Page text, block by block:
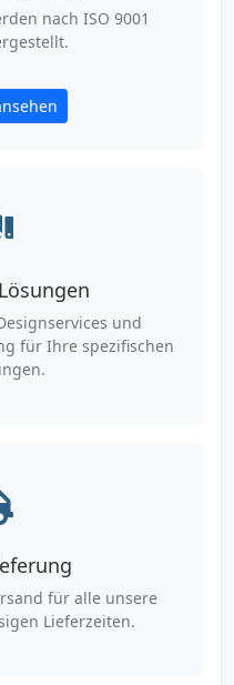
nach ISO 9001
und
für Ihre spezifischen
für alle unsere
Lieferzeiten.